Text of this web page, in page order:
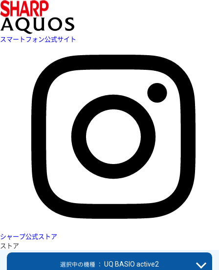
スマートフォン公式サイト
シャープ公式ストア
ストア
選択中の機種 ： UQ BASIO active2